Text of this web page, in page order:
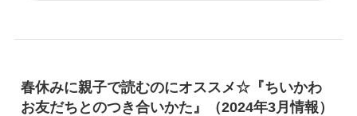
春休みに親子で読むのにオススメ☆『ちいかわ
お友だちとのつき合いかた』（2024年3月情報）